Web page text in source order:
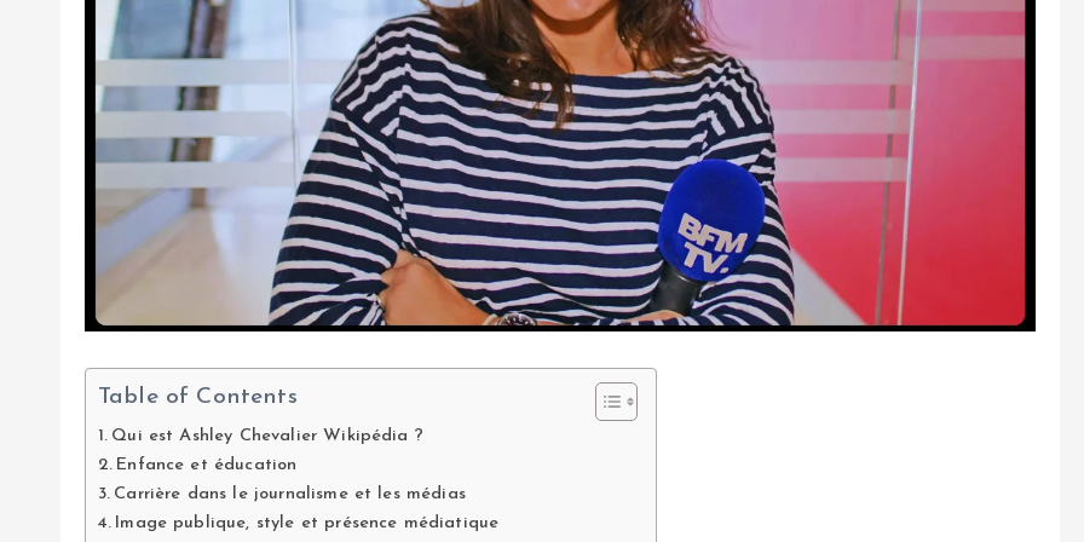
Table of Contents
Qui est Ashley Chevalier Wikipédia ?
Enfance et éducation
Carrière dans le journalisme et les médias
Image publique, style et présence médiatique